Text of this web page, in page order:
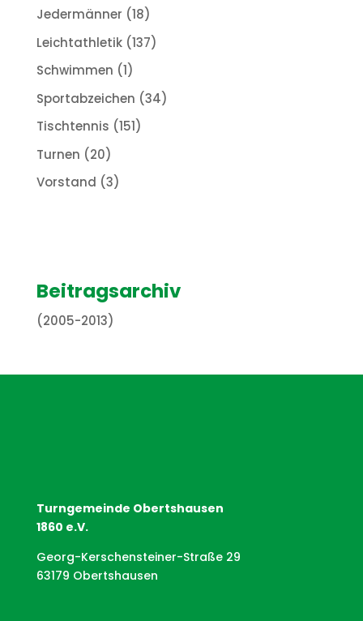
Jedermänner (18)
Leichtathletik(137)
Schwimmen (1)
Sportabzeichen (34)
Tischtennis (151)
Turnen (20)
Vorstand (3)
Beitragsarchiv
(2005-2013)
Turngemeinde Obertshausen
1860 e.V.
Georg-Kerschensteiner-Straße 29
63179 Obertshausen